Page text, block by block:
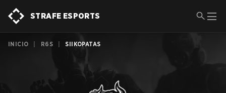
STRAFE ESPORTS
INICIO R6S SIIKOPATAS